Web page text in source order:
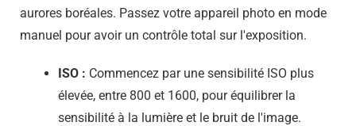
aurores boréales. Passez votre appareil photo en mode
manuel pour avoir un contrôle total sur l'exposition.
ISO : Commencez par une sensibilité ISO plus
élevée, entre 800 et 1600, pour équilibrer la
sensibilité à la lumière et le bruit de l'image.